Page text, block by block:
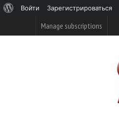
Manage subscriptions
WordPress
Войти Зарегистрироваться